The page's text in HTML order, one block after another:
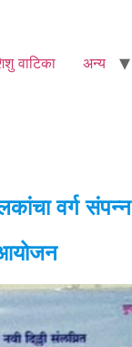
वाटिका अन्य
वर्ग संपन्न
आयोजन